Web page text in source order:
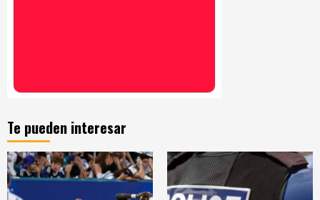
Te pueden interesar